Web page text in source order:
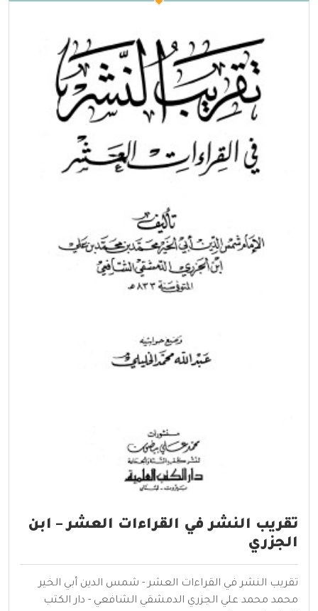
تقريب النشر في القراءات العشر – ابن
الجزري
تقريب النشر في القراءات العشر - شمس الدين أبي الخير
محمد محمد علي الجزري الدمشقي الشافعي - دار الكتب